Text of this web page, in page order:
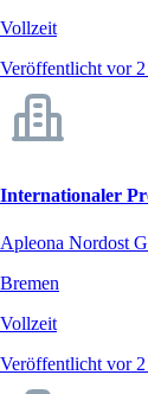
Vollzeit
Veröffentlicht vor 2
Internationaler
Apleona Nordost
Bremen
Vollzeit
Veröffentlicht vor 2